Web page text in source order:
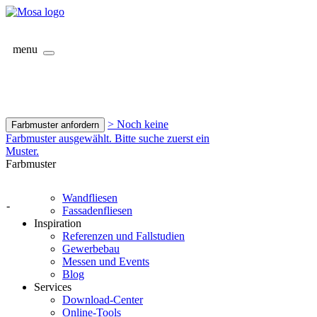
menu
Farbmuster anfordern
> Noch keine
Farbmuster ausgewählt. Bitte suche zuerst ein
Muster.
Farbmuster
-
Wandfliesen
Fassadenfliesen
Inspiration
Referenzen und Fallstudien
Gewerbebau
Messen und Events
Blog
Services
Download-Center
Online-Tools